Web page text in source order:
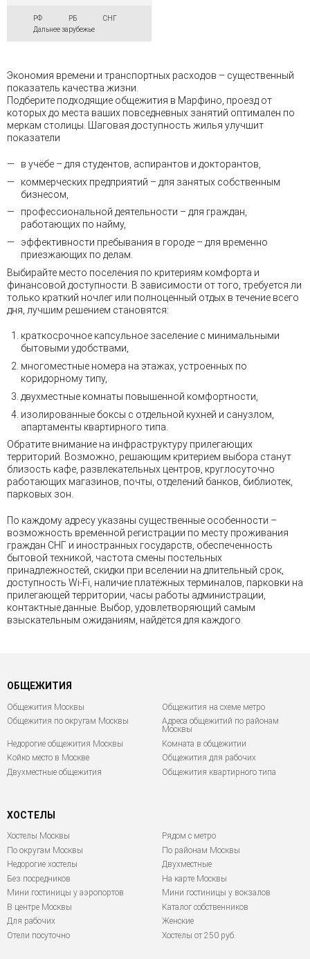
РФ РБ
СНГ
Дальнее зарубежье
Экономия времени и транспортных расходов – существенный
показатель качества жизни.
Подберите подходящие общежития в Марфино, проезд от
которых до места ваших повседневных занятий оптимален по
меркам столицы. Шаговая доступность жилья улучшит
показатели
в учёбе – для студентов, аспирантов и докторантов,
коммерческих предприятий – для занятых собственным
бизнесом,
профессиональной деятельности – для граждан,
работающих по найму,
эффективности пребывания в городе – для временно
приезжающих по делам.
Выбирайте место поселения по критериям комфорта и
финансовой доступности. В зависимости от того, требуется ли
только краткий ночлег или полноценный отдых в течение всего
дня, лучшим решением становятся:
краткосрочное капсульное заселение с минимальными
бытовыми удобствами,
многоместные номера на этажах, устроенных по
коридорному типу,
двухместные комнаты повышенной комфортности,
изолированные боксы с отдельной кухней и санузлом,
апартаменты квартирного типа.
Обратите внимание на инфраструктуру прилегающих
территорий. Возможно, решающим критерием выбора станут
близость кафе, развлекательных центров, круглосуточно
работающих магазинов, почты, отделений банков, библиотек,
парковых зон.
По каждому адресу указаны существенные особенности –
возможность временной регистрации по месту проживания
граждан СНГ и иностранных государств, обеспеченность
бытовой техникой, частота смены постельных
принадлежностей, скидки при вселении на длительный срок,
доступность Wi-Fi, наличие платёжных терминалов, парковки на
прилегающей территории, часы работы администрации,
контактные данные. Выбор, удовлетворяющий самым
взыскательным ожиданиям, найдётся для каждого.
ОБЩЕЖИТИЯ
Общежития Москвы
Общежития на схеме метро
Общежития по округам Москвы
Адреса общежитий по районам
Москвы
Недорогие общежития Москвы
Комната в общежитии
Койко место в Москве
Общежития для рабочих
Двухместные общежития
Общежития квартирного типа
ХОСТЕЛЫ
Хостелы Москвы
По округам Москвы
Недорогие хостелы
Без посредников
Мини гостиницы у аэропортов
В центре Москвы
Для рабочих
Отели посуточно
Рядом с метро
По районам Москвы
Двухместные
На карте Москвы
Мини гостиницы у вокзалов
Каталог собственников
Женские
Хостелы от 250 руб.